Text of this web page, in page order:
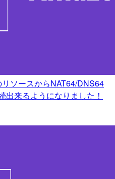
ソースからNAT64/DNS64
出来るようになりました！